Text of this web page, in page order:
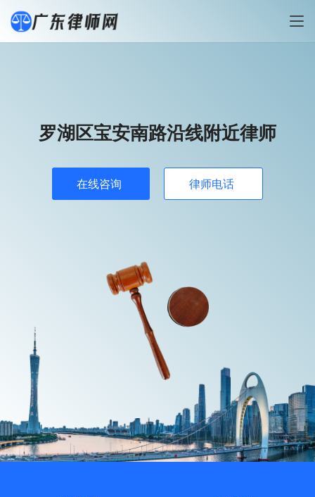
罗湖区宝安南路沿线附近律师
在线咨询 律师电话